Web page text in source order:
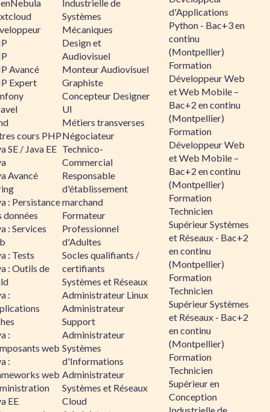
Avancé
Expert
cours PHP
SE / Java EE
Avancé
: Persistance
données
: Services
: Tests
: Outils de
:
:
web
:
web
EE
Industrielle de
Systèmes
Mécaniques
Design et
Audiovisuel
Monteur Audiovisuel
Graphiste
Concepteur Designer
UI
Métiers transverses
Négociateur
Technico-
Commercial
Responsable
d'établissement
marchand
Formateur
Professionnel
d'Adultes
Socles qualifiants /
certifiants
Systèmes et Réseaux
Administrateur Linux
Administrateur
Support
Administrateur
Systèmes
d'Informations
Administrateur
Systèmes et Réseaux
Cloud
d'Applications
Python - Bac+3 en
continu
(Montpellier)
Formation
Développeur Web
et Web Mobile –
Bac+2 en continu
(Montpellier)
Formation
Développeur Web
et Web Mobile –
Bac+2 en continu
(Montpellier)
Formation
Technicien
Supérieur Systèmes
et Réseaux - Bac+2
en continu
(Montpellier)
Formation
Technicien
Supérieur Systèmes
et Réseaux - Bac+2
en continu
(Montpellier)
Formation
Technicien
Supérieur en
Conception